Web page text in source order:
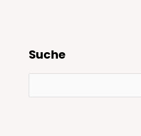
Suche